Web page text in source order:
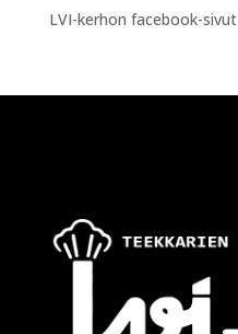
LVI-kerhon facebook-sivut